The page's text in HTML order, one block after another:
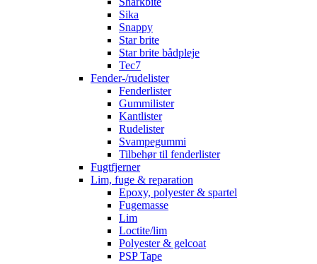
Sika
Snappy
Star brite
Star brite bådpleje
Tec7
Fender-/rudelister
Fenderlister
Gummilister
Kantlister
Rudelister
Svampegummi
Tilbehør til fenderlister
Fugtfjerner
Lim, fuge & reparation
Epoxy, polyester & spartel
Fugemasse
Lim
Loctite/lim
Polyester & gelcoat
PSP Tape